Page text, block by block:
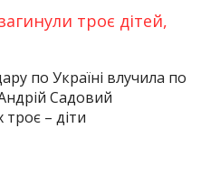
троє дітей,
по Україні влучила по
Садовий
– діти